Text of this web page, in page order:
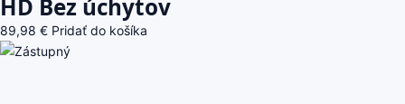
HD Bez úchytov
89,98 € Pridať do košíka